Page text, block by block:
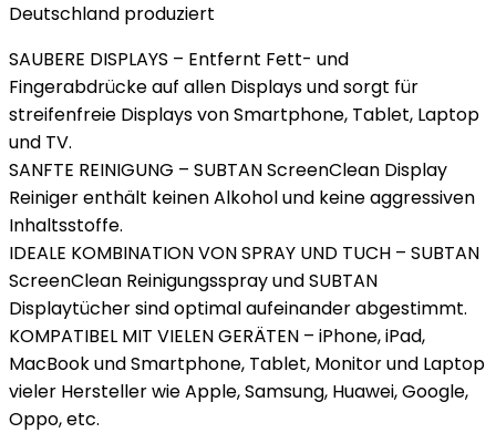
Deutschland produziert
SAUBERE DISPLAYS – Entfernt Fett- und
Fingerabdrücke auf allen Displays und sorgt für
streifenfreie Displays von Smartphone, Tablet, Laptop
und TV.
SANFTE REINIGUNG – SUBTAN ScreenClean Display
Reiniger enthält keinen Alkohol und keine aggressiven
Inhaltsstoffe.
IDEALE KOMBINATION VON SPRAY UND TUCH – SUBTAN
ScreenClean Reinigungsspray und SUBTAN
Displaytücher sind optimal aufeinander abgestimmt.
KOMPATIBEL MIT VIELEN GERÄTEN – iPhone, iPad,
MacBook und Smartphone, Tablet, Monitor und Laptop
vieler Hersteller wie Apple, Samsung, Huawei, Google,
Oppo, etc.